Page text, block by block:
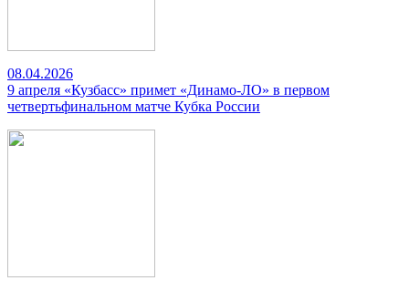
08.04.2026
9 апреля «Кузбасс» примет «Динамо-ЛО» в первом
четвертьфинальном матче Кубка России